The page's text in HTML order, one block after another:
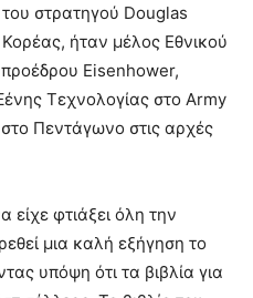
στρατηγού Douglas
ήταν μέλος Εθνικού
Eisenhower,
Τεχνολογίας στο Army
Πεντάγωνο στις αρχές
φτιάξει όλη την
μια καλή εξήγηση το
υπόψη ότι τα βιβλία για